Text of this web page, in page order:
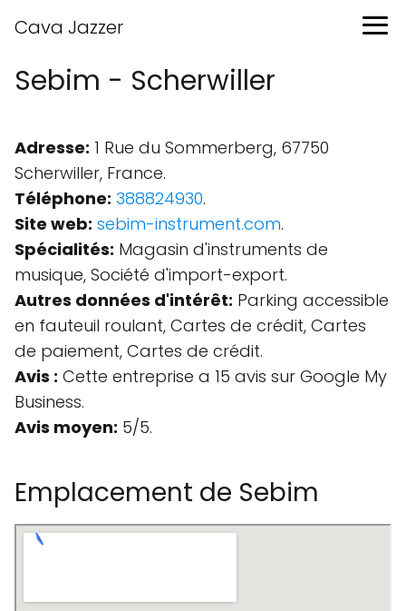
Cava Jazzer
Sebim - Scherwiller
Adresse: 1 Rue du Sommerberg, 67750
Scherwiller, France.
Téléphone: 388824930.
Site web: sebim-instrument.com.
Spécialités: Magasin d'instruments de
musique, Société d'import-export.
Autres données d'intérêt: Parking accessible
en fauteuil roulant, Cartes de crédit, Cartes
de paiement, Cartes de crédit.
Avis : Cette entreprise a 15 avis sur Google My
Business.
Avis moyen: 5/5.
Emplacement de Sebim